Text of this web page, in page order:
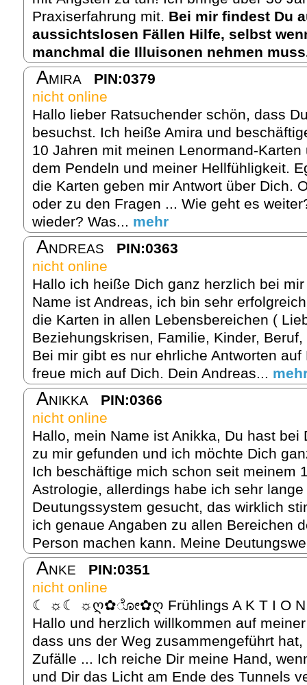
Praxiserfahrung mit. Bei mir findest Du
aussichtslosen Fällen Hilfe, selbst
manchmal die Illuisonen nehmen
Amira
PIN:0379
nicht online
Hallo lieber Ratsuchender schön, dass
besuchst. Ich heiße Amira und
10 Jahren mit meinen Lenormand-
dem Pendeln und meiner Hellfühligkeit.
die Karten geben mir Antwort über Dich.
oder zu den Fragen ... Wie geht es
wieder? Was... mehr
Andreas
PIN:0363
nicht online
Hallo ich heiße Dich ganz herzlich bei
Name ist Andreas, ich bin sehr
die Karten in allen Lebensbereichen (
Beziehungskrisen, Familie, Kinder,
Bei mir gibt es nur ehrliche Antworten
freue mich auf Dich. Dein Andreas...
Anikka
PIN:0366
nicht online
Hallo, mein Name ist Anikka, Du hast bei
zu mir gefunden und ich möchte Dich
Ich beschäftige mich schon seit meinem
Astrologie, allerdings habe ich sehr
Deutungssystem gesucht, das wirklich
ich genaue Angaben zu allen Bereichen
Person machen kann. Meine
Anke
PIN:0351
nicht online
☾ ☼☾ ☼ღ✿ೋ✿ღ Frühlings A K T I
Hallo und herzlich willkommen auf
dass uns der Weg zusammengeführt
Zufälle ... Ich reiche Dir meine Hand,
und Dir das Licht am Ende des Tunnels